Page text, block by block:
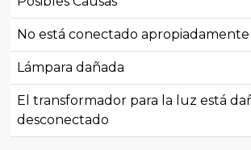
No está conectado apropiadamente
Lámpara dañada
El transformador para la luz está
desconectado